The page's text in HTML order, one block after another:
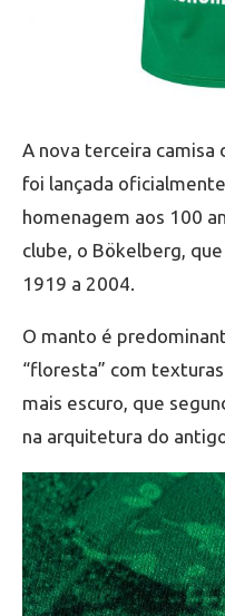
A nova terceira camisa
foi lançada
homenagem aos 100
clube, o Bökelberg,
1919 a 2004.
O manto é
“floresta” com
mais escuro, que
na arquitetura do